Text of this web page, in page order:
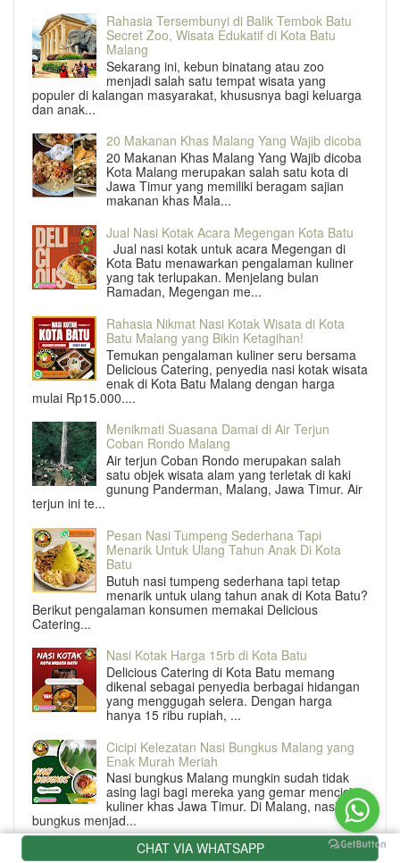
CHAT VIA WHATSAPP
Rahasia Tersembunyi di Balik Tembok Batu
Secret Zoo, Wisata Edukatif di Kota Batu
Malang
Sekarang ini, kebun binatang atau zoo
menjadi salah satu tempat wisata yang
populer di kalangan masyarakat, khususnya bagi keluarga
dan anak...
20 Makanan Khas Malang Yang Wajib dicoba
20 Makanan Khas Malang Yang Wajib dicoba
Kota Malang merupakan salah satu kota di
Jawa Timur yang memiliki beragam sajian
makanan khas Mala...
Jual Nasi Kotak Acara Megengan Kota Batu
Jual nasi kotak untuk acara Megengan di
Kota Batu menawarkan pengalaman kuliner
yang tak terlupakan. Menjelang bulan
Ramadan, Megengan me...
Rahasia Nikmat Nasi Kotak Wisata di Kota
Batu Malang yang Bikin Ketagihan!
Temukan pengalaman kuliner seru bersama
Delicious Catering, penyedia nasi kotak wisata
enak di Kota Batu Malang dengan harga
mulai Rp15.000....
Menikmati Suasana Damai di Air Terjun
Coban Rondo Malang
Air terjun Coban Rondo merupakan salah
satu objek wisata alam yang terletak di kaki
gunung Panderman, Malang, Jawa Timur. Air
terjun ini te...
Pesan Nasi Tumpeng Sederhana Tapi
Menarik Untuk Ulang Tahun Anak Di Kota
Batu
Butuh nasi tumpeng sederhana tapi tetap
menarik untuk ulang tahun anak di Kota Batu?
Berikut pengalaman konsumen memakai Delicious
Catering...
Nasi Kotak Harga 15rb di Kota Batu
Delicious Catering di Kota Batu memang
dikenal sebagai penyedia berbagai hidangan
yang menggugah selera. Dengan harga
hanya 15 ribu rupiah, ...
Cicipi Kelezatan Nasi Bungkus Malang yang
Enak Murah Meriah
Nasi bungkus Malang mungkin sudah tidak
asing lagi bagi mereka yang gemar mencicipi
kuliner khas Jawa Timur. Di Malang, nasi
bungkus menjad...
Nasi Kotak Isi Rendang Daging Sapi Empuk